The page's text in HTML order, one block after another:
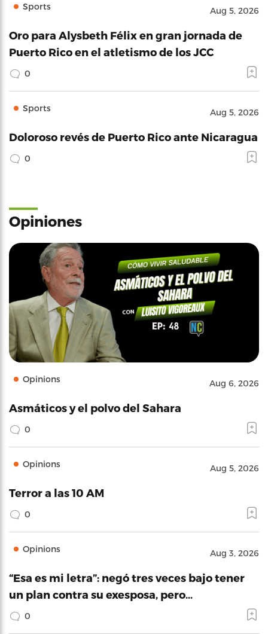
Sports Aug 5, 2026
Oro para Alysbeth Félix en gran jornada de
Puerto Rico en el atletismo de los JCC
0
Sports Aug 5, 2026
Doloroso revés de Puerto Rico ante Nicaragua
0
Opiniones
Opinions Aug 6, 2026
Asmáticos y el polvo del Sahara
0
Opinions Aug 5, 2026
Terror a las 10 AM
0
Opinions Aug 3, 2026
“Esa es mi letra”: negó tres veces bajo tener
un plan contra su exesposa, pero…
0